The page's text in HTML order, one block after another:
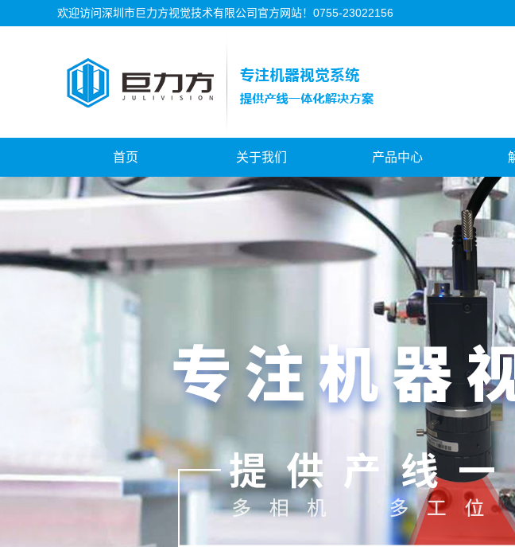
欢迎访问深圳市巨力方视觉技术有限公司官方网站！0755-23022156
首页 关于我们
公司简介
公司历程
产品中心
新疆3C行业
新疆FPC行业
新疆背光源行业
新疆模切机行业
新疆机器人视觉
新疆天地盖制盒机行业
新
新疆
新疆视
新疆